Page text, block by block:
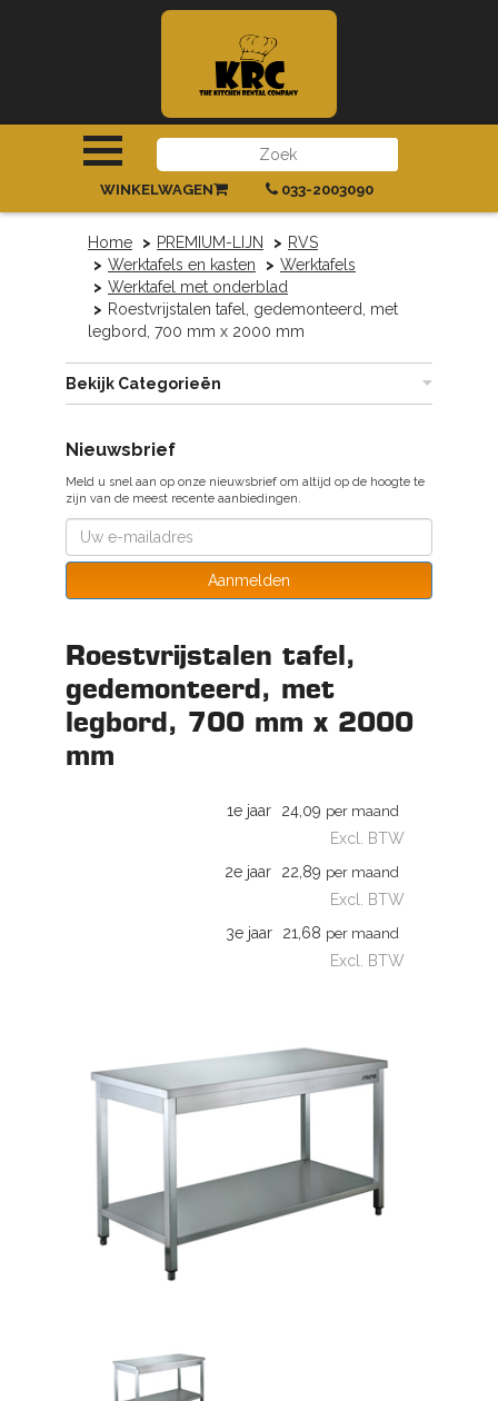
INLOGGEN|REGISTREREN
033-2003090
WINKELWAGEN
Home PREMIUM-LIJN
RVS
Werktafels en kasten
Werktafels
Werktafel met onderblad
Roestvrijstalen tafel, gedemonteerd, met
legbord, 700 mm x 2000 mm
Bekijk Categorieën
Nieuwsbrief
Meld u snel aan op onze nieuwsbrief om altijd op de hoogte te
zijn van de meest recente aanbiedingen.
Aanmelden
Roestvrijstalen tafel,
gedemonteerd, met
legbord, 700 mm x 2000
mm
1e jaar 24,09 per maand
Excl. BTW
2e jaar
22,89 per maand
Excl. BTW
3e jaar
21,68 per maand
Excl. BTW